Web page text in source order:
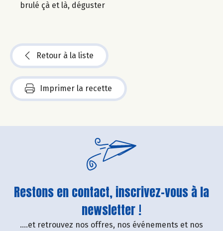
brulé çà et là, déguster
Retour à la liste
Imprimer la recette
Restons en contact, inscrivez-vous à la
newsletter !
....et retrouvez nos offres, nos événements et nos